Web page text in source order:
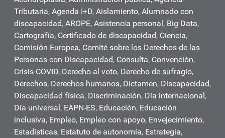
Tributaria, Agenda I+D, Aislamiento, Alumnado con
discapacidad, AROPE, Asistencia personal , Big Data,
Cartografía, Certificado de discapacidad, Ciencia,
Comisión Europea, Comité sobre los Derechos de las
Personas con Discapacidad, Consulta, Convención,
Crisis COVID, Derecho al voto, Derecho de sufragio,
Derechos, Derechos humanos, Dictamen, Discapacidad,
Discapacidad física, Discriminación, Día internacional ,
Día universal , EAPN-ES, Educación, Educación
inclusiva, Empleo, Empleo con apoyo, Envejecimiento,
Estadísticas, Estatuto de autonomía, Estrategia,